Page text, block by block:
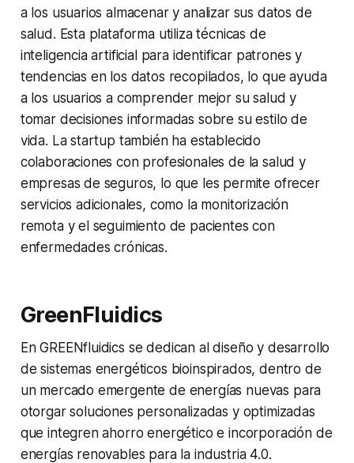
a los usuarios almacenar y analizar sus datos de
salud. Esta plataforma utiliza técnicas de
inteligencia artificial para identificar patrones y
tendencias en los datos recopilados, lo que ayuda
a los usuarios a comprender mejor su salud y
tomar decisiones informadas sobre su estilo de
vida. La startup también ha establecido
colaboraciones con profesionales de la salud y
empresas de seguros, lo que les permite ofrecer
servicios adicionales, como la monitorización
remota y el seguimiento de pacientes con
enfermedades crónicas.
GreenFluidics
En GREENfluidics se dedican al diseño y desarrollo
de sistemas energéticos bioinspirados, dentro de
un mercado emergente de energías nuevas para
otorgar soluciones personalizadas y optimizadas
que integren ahorro energético e incorporación de
energías renovables para la industria 4.0.